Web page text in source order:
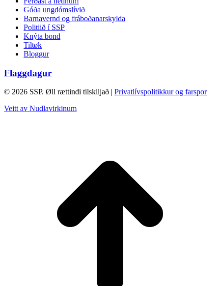
Góða ungdómslívið
Barnavernd og fráboðanarskylda
Politiið í SSP
Knýta bond
Tiltøk
Bloggur
Flaggdagur
© 2026 SSP. Øll rættindi tilskiljað | Privatlívspolitikkur og farspor
Veitt av Nudlavirkinum